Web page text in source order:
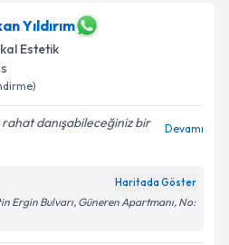
Yıldırım
Estetik
rahat danışabileceğiniz bir
Devamı
Haritada Göster
Ergin Bulvarı, Güneren Apartmanı, No: